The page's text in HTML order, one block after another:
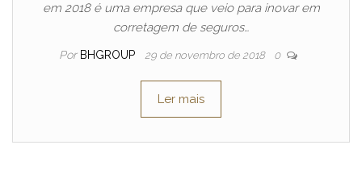
em 2018 é uma empresa que veio para inovar em
corretagem de seguros…
Por BHGROUP 29 de novembro de 2018 0
Ler mais